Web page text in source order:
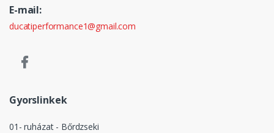
E-mail:
ducatiperformance1@gmail.com
Gyorslinkek
01- ruházat - Bőrdzseki